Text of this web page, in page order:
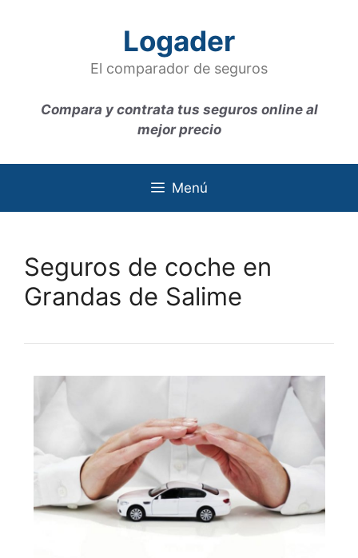
Logader
El comparador de seguros
Compara y contrata tus seguros online al
mejor precio
Menú
Seguros de coche en
Grandas de Salime